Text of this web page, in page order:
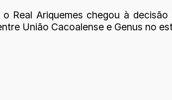
Real Ariquemes chegou à
União Cacoalense e Genus no